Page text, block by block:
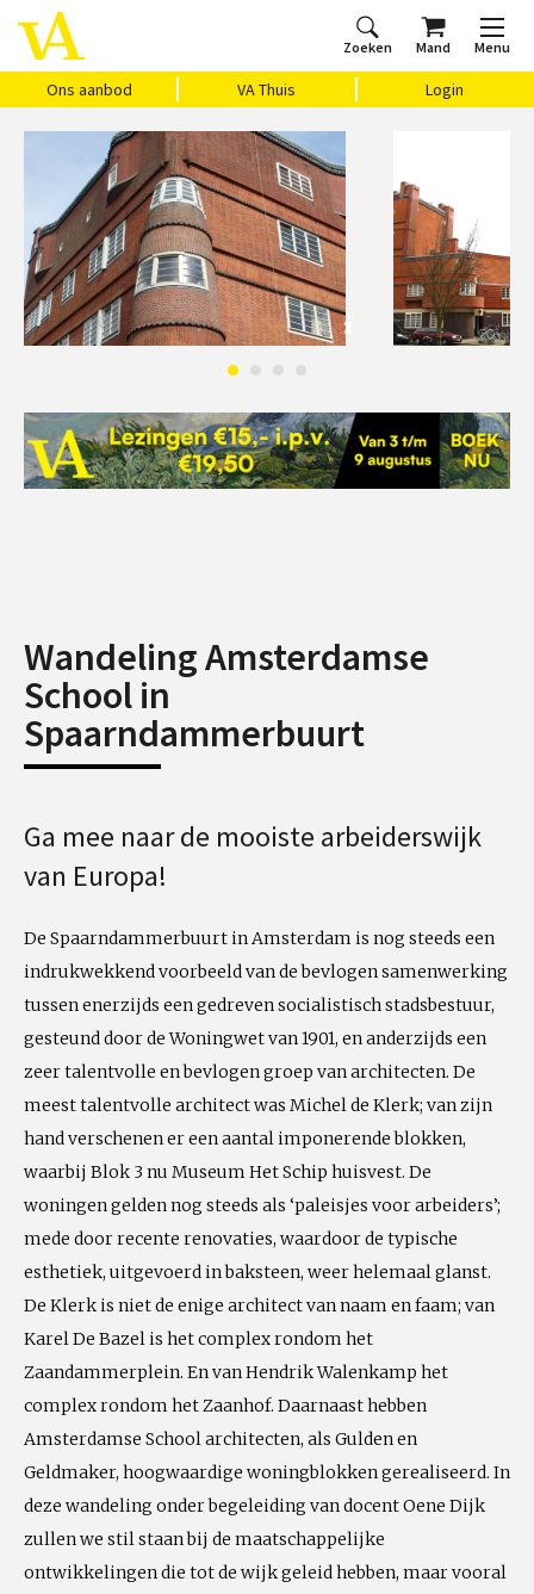
Zoeken Mand Menu
Ons aanbod VA Thuis Login
Home
Ons aanbod
Agenda
VAthuis
Over ons
Vragen?
Cadeaubon
Wandeling Amsterdamse
School in
Spaarndammerbuurt
Ga mee naar de mooiste arbeiderswijk
van Europa!
De Spaarndammerbuurt in Amsterdam is nog steeds een
indrukwekkend voorbeeld van de bevlogen samenwerking
tussen enerzijds een gedreven socialistisch stadsbestuur,
gesteund door de Woningwet van 1901, en anderzijds een
zeer talentvolle en bevlogen groep van architecten. De
meest talentvolle architect was Michel de Klerk; van zijn
hand verschenen er een aantal imponerende blokken,
waarbij Blok 3 nu Museum Het Schip huisvest. De
woningen gelden nog steeds als ‘paleisjes voor arbeiders’;
mede door recente renovaties, waardoor de typische
esthetiek, uitgevoerd in baksteen, weer helemaal glanst.
De Klerk is niet de enige architect van naam en faam; van
Karel De Bazel is het complex rondom het
Zaandammerplein. En van Hendrik Walenkamp het
complex rondom het Zaanhof. Daarnaast hebben
Amsterdamse School architecten, als Gulden en
Geldmaker, hoogwaardige woningblokken gerealiseerd. In
deze wandeling onder begeleiding van docent Oene Dijk
zullen we stil staan bij de maatschappelijke
ontwikkelingen die tot de wijk geleid hebben, maar vooral